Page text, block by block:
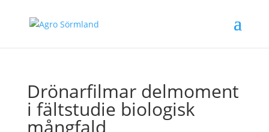
Drönarfilmar delmoment
i fältstudie biologisk
mångfald